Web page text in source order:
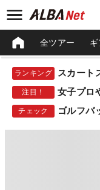
全ツアー ギ
ランキング スカート
注目！
チェック